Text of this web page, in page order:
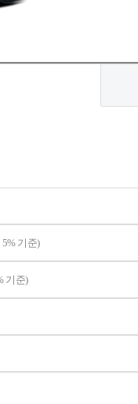
기준)
기준)